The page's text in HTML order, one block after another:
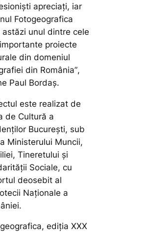
apreciați, iar
Fotogeografica
astăzi unul dintre cele
proiecte
din domeniul
din România”,
Paul Bordaș.
este realizat de
de Cultură a
Bucureşti, sub
Ministerului Muncii,
Tineretului și
Sociale, cu
deosebit al
Naționale a
ediția XXX